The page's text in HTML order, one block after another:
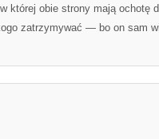
której obie strony mają ochotę
zatrzymywać — bo on sam